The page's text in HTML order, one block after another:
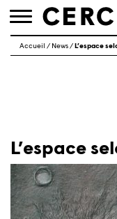
Toggle
Accueil / News/ L’espace
L’espace